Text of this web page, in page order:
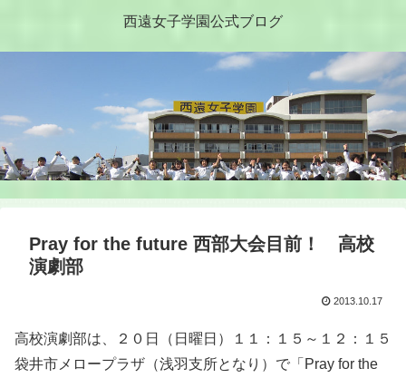
西遠女子学園公式ブログ
Pray for the future 西部大会目前！ 高校
演劇部
2013.10.17
高校演劇部は、２０日（日曜日）１１：１５～１２：１５
袋井市メロープラザ（浅羽支所となり）で「Pray for the